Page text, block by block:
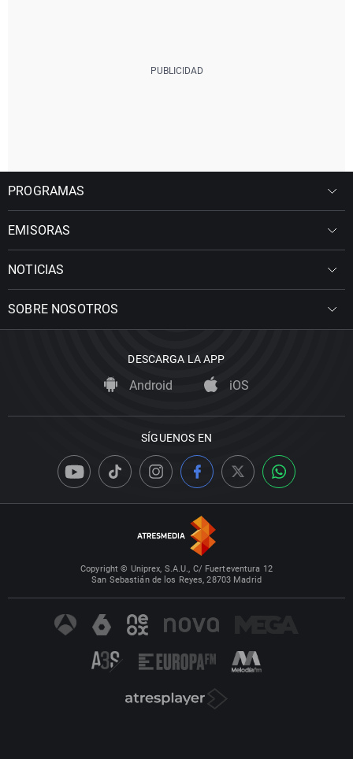
PROGRAMAS
EMISORAS
NOTICIAS
SOBRE NOSOTROS
DESCARGA LA APP
Android iOS
SÍGUENOS EN
Copyright © Uniprex, S.A.U., C/ Fuerteventura 12
San Sebastián de los Reyes, 28703 Madrid